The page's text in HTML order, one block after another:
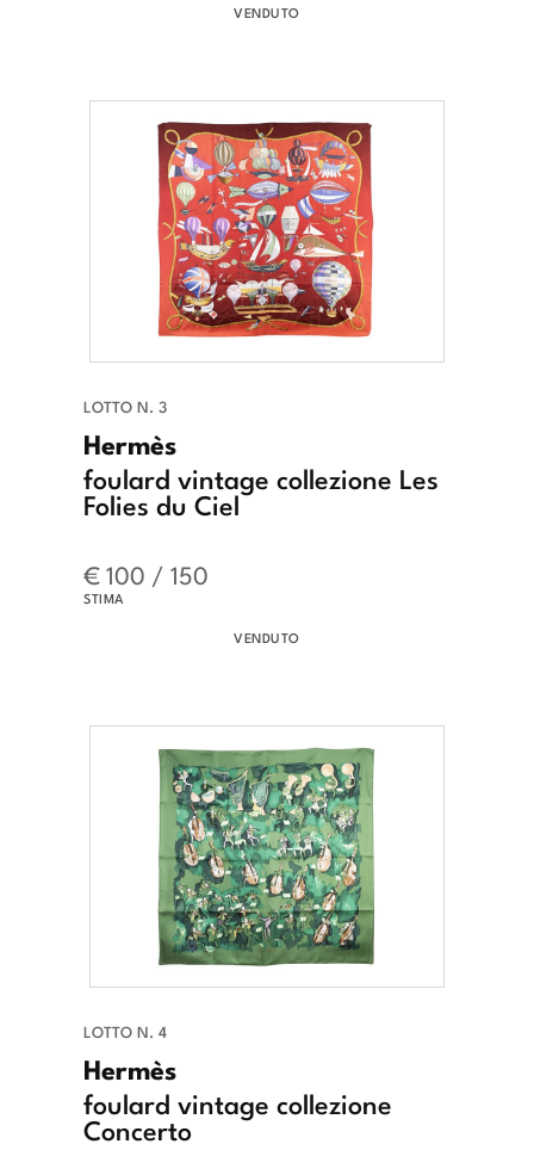
VENDUTO
LOTTO N. 3
Hermès
foulard vintage collezione Les
Folies du Ciel
€ 100 / 150
STIMA
VENDUTO
LOTTO N. 4
Hermès
foulard vintage collezione
Concerto